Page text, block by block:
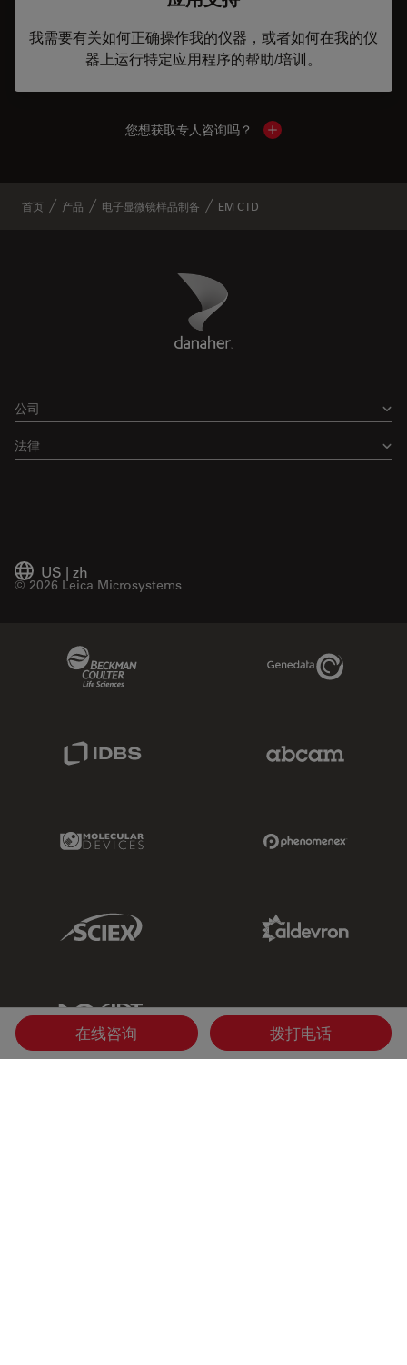
我需要有关如何正确操作我的仪器，或者如何在我的仪
器上运行特定应用程序的帮助/培训。
您想获取专人咨询吗？ Show local contacts
首页 产品 电子显微镜样品制备 EM CTD
Danaher Logo
公司
法律
US | zh
© 2026 Leica Microsystems
Genedata Link
Molecular Devices Link
Sciex Link
IDT Link
在线咨询 拨打电话